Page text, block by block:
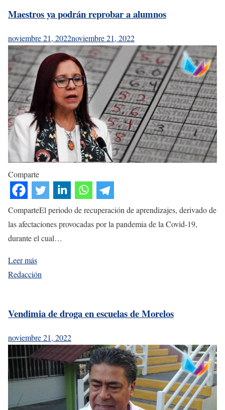
Maestros ya podrán reprobar a alumnos
noviembre 21, 2022noviembre 21, 2022
Comparte
ComparteEl periodo de recuperación de aprendizajes, derivado de
las afectaciones provocadas por la pandemia de la Covid-19,
durante el cual…
Leer más
Redacción
Vendimia de droga en escuelas de Morelos
noviembre 21, 2022